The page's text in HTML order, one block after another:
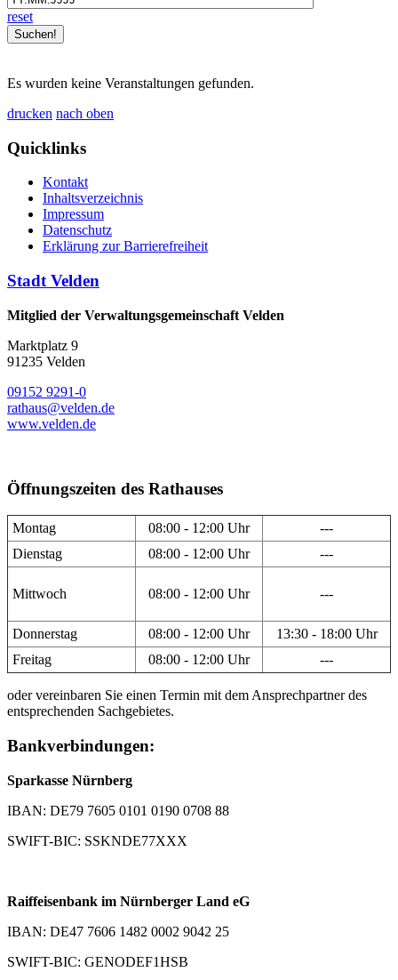
reset
Es wurden keine Veranstaltungen gefunden.
drucken nach oben
Quicklinks
Kontakt
Inhaltsverzeichnis
Impressum
Datenschutz
Erklärung zur Barrierefreiheit
Stadt Velden
Mitglied der Verwaltungsgemeinschaft Velden
Marktplatz 9
91235 Velden
09152 9291-0
rathaus@velden.de
www.velden.de
Öffnungszeiten des Rathauses
Montag 08:00 - 12:00 Uhr
---
Dienstag
08:00 - 12:00 Uhr ---
Mittwoch 08:00 - 12:00 Uhr ---
Donnerstag 08:00 - 12:00 Uhr
13:30 - 18:00 Uhr
Freitag
08:00 - 12:00 Uhr ---
oder vereinbaren Sie einen Termin mit dem Ansprechpartner des
entsprechenden Sachgebietes.
Bankverbindungen:
Sparkasse Nürnberg
IBAN: DE79 7605 0101 0190 0708 88
SWIFT-BIC: SSKNDE77XXX
Raiffeisenbank im Nürnberger Land eG
IBAN: DE47 7606 1482 0002 9042 25
SWIFT-BIC: GENODEF1HSB